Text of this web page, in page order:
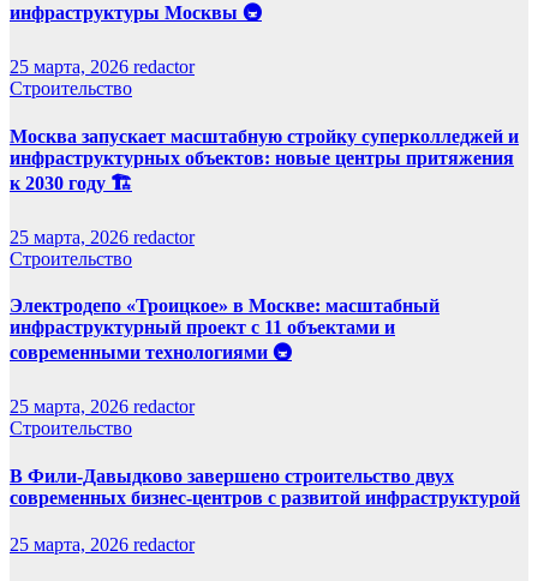
инфраструктуры Москвы 🚇
25 марта, 2026 redactor
Строительство
Москва запускает масштабную стройку суперколледжей и
инфраструктурных объектов: новые центры притяжения
к 2030 году 🏗️
25 марта, 2026 redactor
Строительство
Электродепо «Троицкое» в Москве: масштабный
инфраструктурный проект с 11 объектами и
современными технологиями 🚇
25 марта, 2026 redactor
Строительство
В Фили-Давыдково завершено строительство двух
современных бизнес-центров с развитой инфраструктурой
25 марта, 2026 redactor